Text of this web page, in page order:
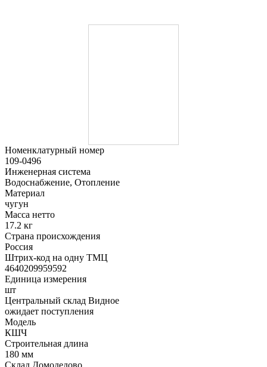
Номенклатурный номер
109-0496
Инженерная система
Водоснабжение, Отопление
Материал
чугун
Масса нетто
17.2 кг
Страна происхождения
Россия
Штрих-код на одну ТМЦ
4640209959592
Единица измерения
шт
Центральный склад Видное
ожидает поступления
Модель
КШЧ
Строительная длина
180 мм
Склад Домодедово